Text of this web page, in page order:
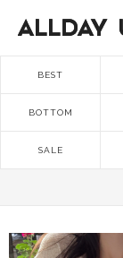
BEST
BOTTOM
SALE